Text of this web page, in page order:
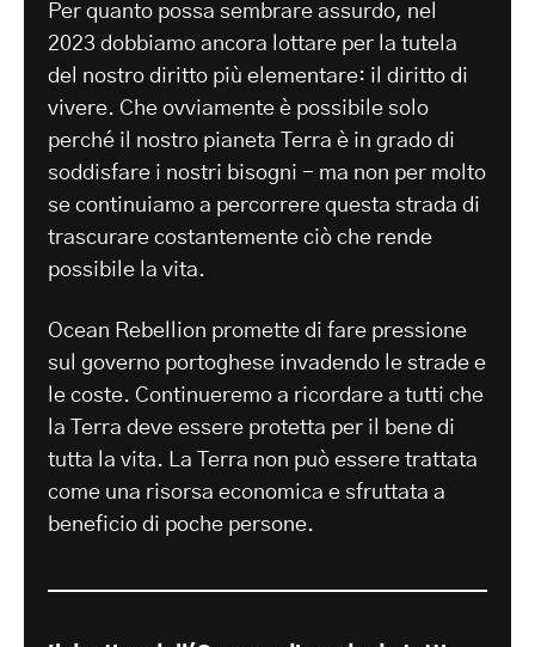
Per quanto possa sembrare assurdo, nel
2023 dobbiamo ancora lottare per la tutela
del nostro diritto più elementare: il diritto di
vivere. Che ovviamente è possibile solo
perché il nostro pianeta Terra è in grado di
soddisfare i nostri bisogni - ma non per molto
se continuiamo a percorrere questa strada di
trascurare costantemente ciò che rende
possibile la vita.
Ocean Rebellion promette di fare pressione
sul governo portoghese invadendo le strade e
le coste. Continueremo a ricordare a tutti che
la Terra deve essere protetta per il bene di
tutta la vita. La Terra non può essere trattata
come una risorsa economica e sfruttata a
beneficio di poche persone.